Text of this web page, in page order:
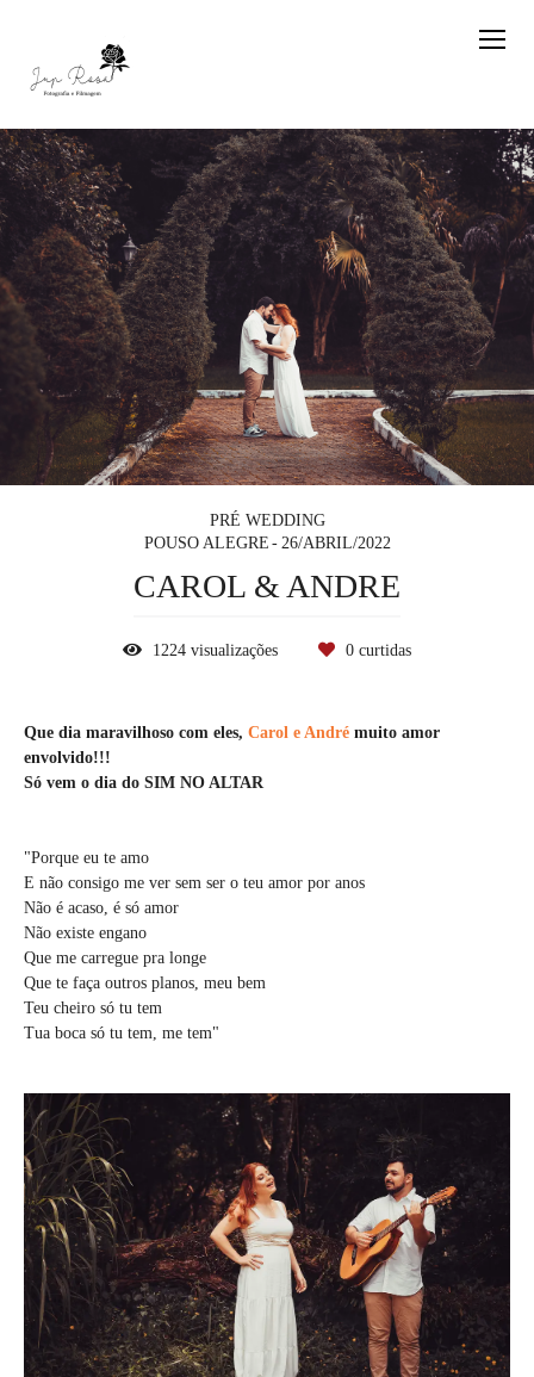
PRÉ WEDDING
POUSO ALEGRE
26/ABRIL/2022
CAROL & ANDRE
1224 visualizações 0 curtidas
Que dia maravilhoso com eles, Carol e André muito amor
envolvido!!!
Só vem o dia do SIM NO ALTAR
"Porque eu te amo
E não consigo me ver sem ser o teu amor por anos
Não é acaso, é só amor
Não existe engano
Que me carregue pra longe
Que te faça outros planos, meu bem
Teu cheiro só tu tem
Tua boca só tu tem, me tem"